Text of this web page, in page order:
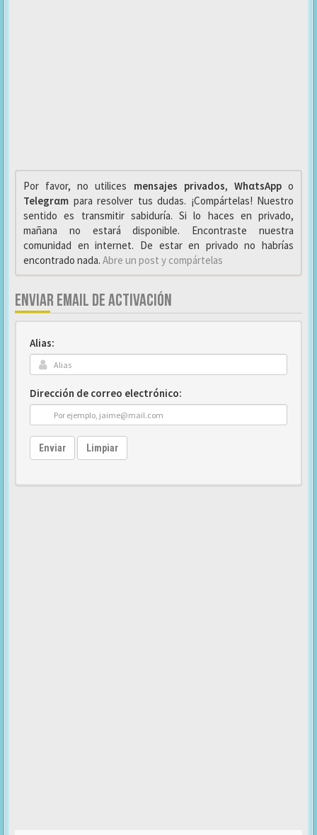
Por favor, no utilices mensajes privados, WhαtsAppo
Telegrαm para resolver tus dudas. ¡Compártelas! Nuestro
sentido es transmitir sabiduría. Si lo haces en privado,
mañana no estará disponible. Encontraste nuestra
comunidad en internet. De estar en privado no habrías
encontrado nada. Abre un post y compártelas
ENVIAR EMAIL DE ACTIVACIÓN
Alias:
Dirección de correo electrónico:
Enviar Limpiar